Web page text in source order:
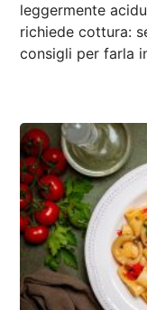
leggermente
richiede cottura:
consigli per farla